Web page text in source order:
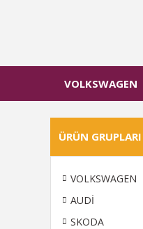
VOLKSWAGEN
ÜRÜN GRUPLARI
VOLKSWAGEN
AUDİ
SKODA